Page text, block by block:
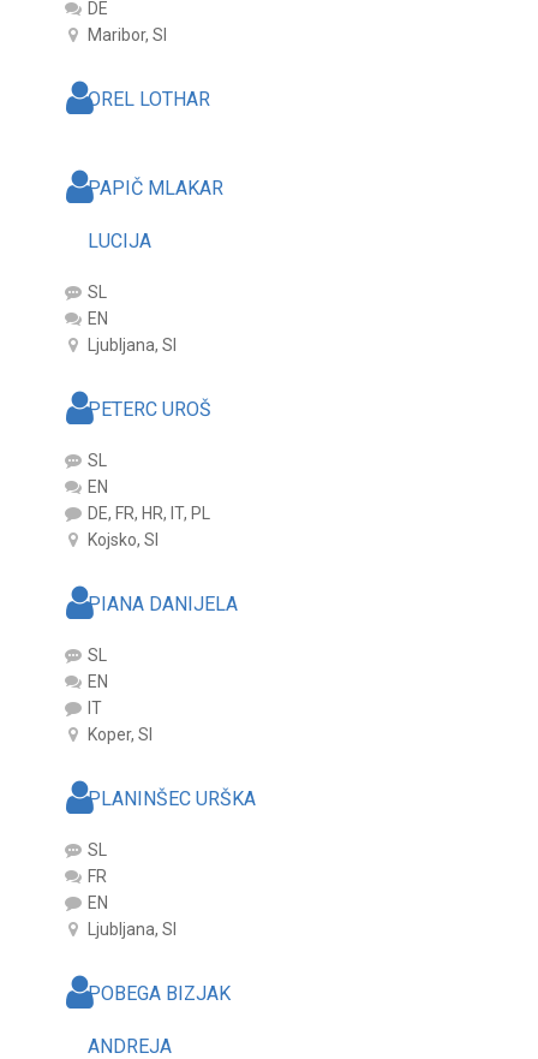
DE
Maribor, SI
OREL LOTHAR
PAPIČ MLAKAR
LUCIJA
SL
EN
Ljubljana, SI
PETERC UROŠ
SL
EN
DE, FR, HR, IT, PL
Kojsko, SI
PIANA DANIJELA
SL
EN
IT
Koper, SI
PLANINŠEC URŠKA
SL
FR
EN
Ljubljana, SI
POBEGA BIZJAK
ANDREJA